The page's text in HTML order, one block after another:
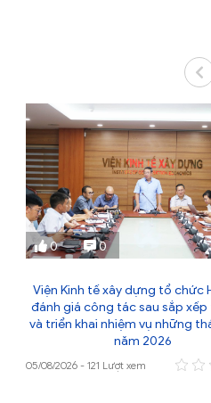
0 0
Viện Kinh tế xây dựng tổ chức
đánh giá công tác sau sắp
và triển khai nhiệm vụ những
năm 2026
05/08/2026 - 121 Lượt xem